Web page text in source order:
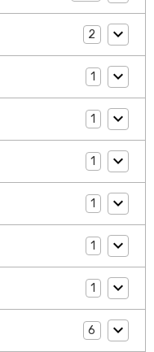
2
1
1
1
1
1
1
6